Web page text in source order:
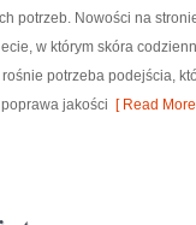
potrzeb. Nowości na
w którym skóra
potrzeba podejścia,
jakości [ Read